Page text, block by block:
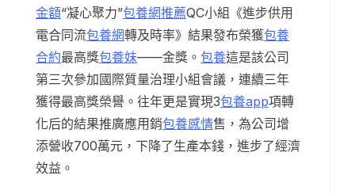
金額“凝心聚力”包養網推薦QC小組《進步供用
電合同流包養網轉及時率》結果發布榮獲包養
合約最高獎包養妹——金獎。 包養這是該公司
第三次參加國際質量治理小組會議，連續三年
獲得最高獎榮譽。往年更是實現3包養app項轉
化后的結果推廣應用銷包養感情售，為公司增
添營收700萬元，下降了生產本錢，進步了經濟
效益。